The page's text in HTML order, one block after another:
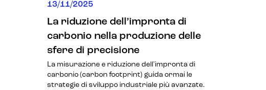
13/11/2025
La riduzione dell’impronta di
carbonio nella produzione delle
sfere di precisione
La misurazione e riduzione dell'impronta di
carbonio (carbon footprint) guida ormai le
strategie di sviluppo industriale più avanzate.